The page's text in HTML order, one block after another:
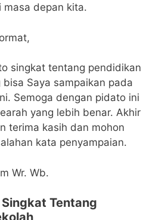
masa depan kita.
singkat tentang pendidikan
Saya sampaikan pada
Semoga dengan pidato ini
yang lebih benar. Akhir
terima kasih dan mohon
kata penyampaian.
Wr. Wb.
Tentang